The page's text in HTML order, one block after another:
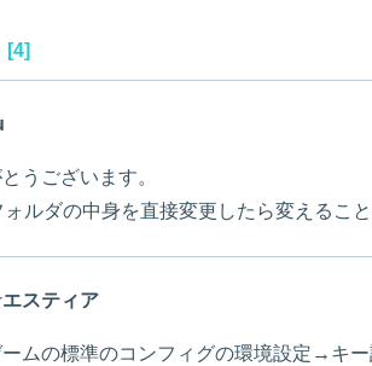
[4]
うございます。
ォルダの中身を直接変更したら変えるこ
スティア
ームの標準のコンフィグの環境設定→キ